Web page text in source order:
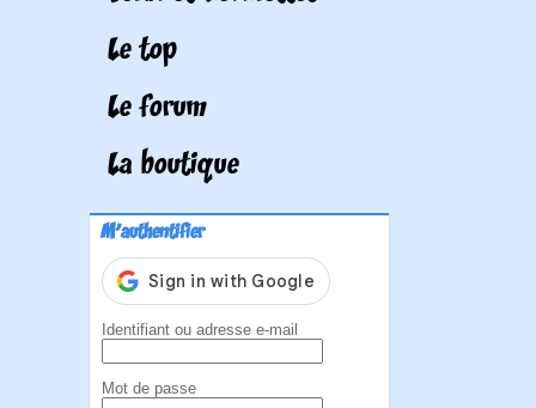
Le top
Le forum
La boutique
M'authentifier
Identifiant ou adresse e-mail
Mot de passe